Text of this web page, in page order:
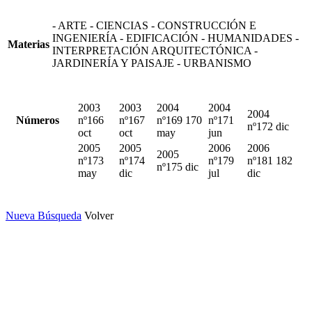
Materias
- ARTE - CIENCIAS - CONSTRUCCIÓN E
INGENIERÍA - EDIFICACIÓN - HUMANIDADES -
INTERPRETACIÓN ARQUITECTÓNICA -
JARDINERÍA Y PAISAJE - URBANISMO
Números
2003
nº166
oct
2003
nº167
oct
2004
nº169 170
may
2004
nº171
jun
2004
nº172 dic
2005
nº173
may
2005
nº174
dic
2005
nº175 dic
2006
nº179
jul
2006
nº181 182
dic
Nueva Búsqueda Volver